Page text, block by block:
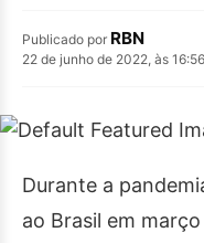
Publicado por RBN
22 de junho de 2022, às 16:56
Durante a
ao Brasil em